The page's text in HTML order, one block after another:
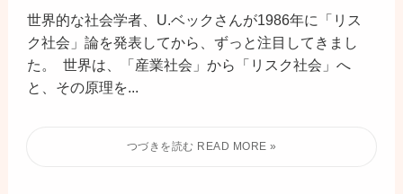
世界的な社会学者、U.ベックさんが1986年に「リス
ク社会」論を発表してから、ずっと注目してきまし
た。 世界は、「産業社会」から「リスク社会」へ
と、その原理を...